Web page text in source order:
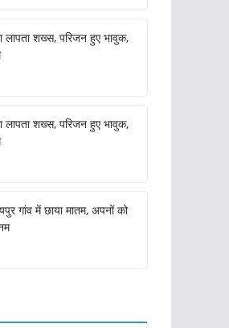
लापता शख्स, परिजन हुए भावुक,
लापता शख्स, परिजन हुए भावुक,
गांव में छाया मातम, अपनों को